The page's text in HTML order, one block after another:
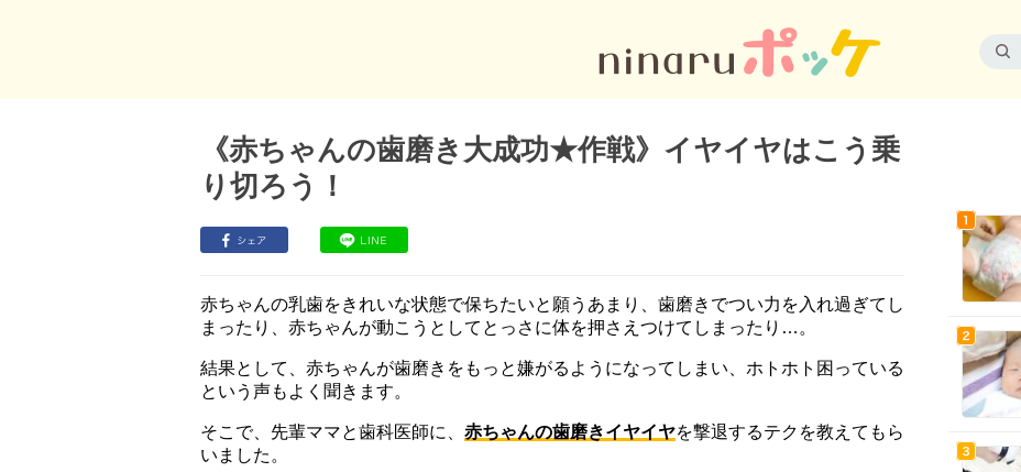
《赤ちゃんの歯磨き大成功★作戦》イヤイヤはこう乗
り切ろう！
赤ちゃんの乳歯をきれいな状態で保ちたいと願うあまり、歯磨きでつい力を入れ過ぎてし
まったり、赤ちゃんが動こうとしてとっさに体を押さえつけてしまったり…。
結果として、赤ちゃんが歯磨きをもっと嫌がるようになってしまい、ホトホト困っている
という声もよく聞きます。
そこで、先輩ママと歯科医師に、 赤ちゃんの歯磨きイヤイヤを撃退するテクを教えてもら
いました。